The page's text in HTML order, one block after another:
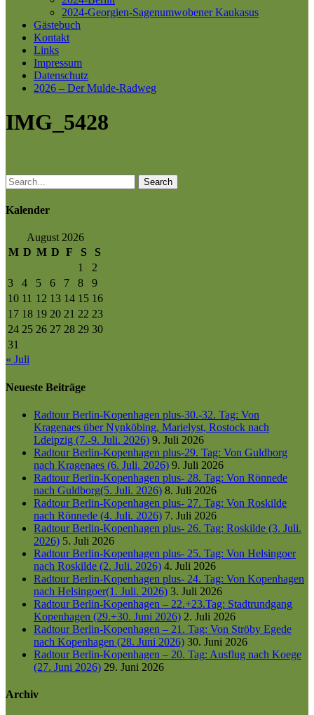
2024-Georgien-Sagenumwobener Kaukasus
Gästebuch
Kontakt
Links
Impressum
Datenschutz
2026 – Der Mulde-Radweg
IMG_5428
Search
Kalender
August 2026
M D M D F S
S
1
2
3
4 5 6 7 8
9
10 11 12 13 14 15 16
17 18 19 20 21 22 23
24 25 26 27 28 29 30
31
« Juli
Neueste Beiträge
Radtour Berlin-Kopenhagen plus-30.-32. Tag: Von
Kragenaes über Nynköbing, Marielyst, Rostock nach
Ldeipzig (7.-9. Juli. 2026) 9. Juli 2026
Radtour Berlin-Kopenhagen plus-29. Tag: Von Guldborg
nach Kragenaes (6. Juli. 2026) 9. Juli 2026
Radtour Berlin-Kopenhagen plus- 28. Tag: Von Rönnede
nach Guldborg(5. Juli. 2026) 8. Juli 2026
Radtour Berlin-Kopenhagen plus- 27. Tag: Von Roskilde
nach Rönnede (4. Juli. 2026) 7. Juli 2026
Radtour Berlin-Kopenhagen plus- 26. Tag: Roskilde (3. Juli.
2026) 5. Juli 2026
Radtour Berlin-Kopenhagen plus- 25. Tag: Von Helsingoer
nach Roskilde (2. Juli. 2026) 4. Juli 2026
Radtour Berlin-Kopenhagen plus- 24. Tag: Von Kopenhagen
nach Helsingoer(1. Juli. 2026) 3. Juli 2026
Radtour Berlin-Kopenhagen – 22.+23.Tag: Stadtrundgang
Kopenhagen (29.+30. Juni 2026) 2. Juli 2026
Radtour Berlin-Kopenhagen – 21. Tag: Von Ströby Egede
nach Kopenhagen (28. Juni 2026) 30. Juni 2026
Radtour Berlin-Kopenhagen – 20. Tag: Ausflug nach Koege
(27. Juni 2026) 29. Juni 2026
Archiv